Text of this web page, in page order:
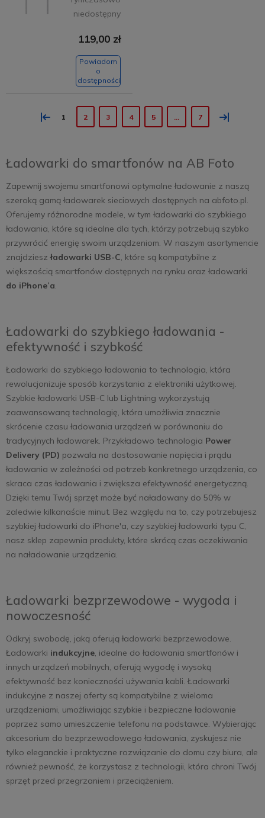
niedostępny
119,00 zł
Powiadom
o
dostępności
« 1 2 3 4 5 7 »
Ładowarki do smartfonów na AB Foto
Zapewnij swojemu smartfonowi optymalne ładowanie z naszą
szeroką gamą ładowarek sieciowych dostępnych na abfoto.pl.
Oferujemy różnorodne modele, w tym ładowarki do szybkiego
ładowania, które są idealne dla tych, którzy potrzebują szybko
przywrócić energię swoim urządzeniom. W naszym asortymencie
znajdzieszładowarki USB-C, które są kompatybilne z
większością smartfonów dostępnych na rynku oraz ładowarki
do iPhone’a.
Ładowarki do szybkiego ładowania -
efektywność i szybkość
Ładowarki do szybkiego ładowania to technologia, która
rewolucjonizuje sposób korzystania z elektroniki użytkowej.
Szybkie ładowarki USB-C lub Lightning wykorzystują
zaawansowaną technologię, która umożliwia znacznie
skrócenie czasu ładowania urządzeń w porównaniu do
tradycyjnych ładowarek. Przykładowo technologia Power
Delivery (PD) pozwala na dostosowanie napięcia i prądu
ładowania w zależności od potrzeb konkretnego urządzenia, co
skraca czas ładowania i zwiększa efektywność energetyczną.
Dzięki temu Twój sprzęt może być naładowany do 50% w
zaledwie kilkanaście minut. Bez względu na to, czy potrzebujesz
szybkiej ładowarki do iPhone'a, czy szybkiej ładowarki typu C,
nasz sklep zapewnia produkty, które skrócą czas oczekiwania
na naładowanie urządzenia.
Ładowarki bezprzewodowe - wygoda i
nowoczesność
Odkryj swobodę, jaką oferują ładowarki bezprzewodowe.
Ładowarki indukcyjne, idealne do ładowania smartfonów i
innych urządzeń mobilnych, oferują wygodę i wysoką
efektywność bez konieczności używania kabli. Ładowarki
indukcyjne z naszej oferty są kompatybilne z wieloma
urządzeniami, umożliwiając szybkie i bezpieczne ładowanie
poprzez samo umieszczenie telefonu na podstawce. Wybierając
akcesorium do bezprzewodowego ładowania, zyskujesz nie
tylko eleganckie i praktyczne rozwiązanie do domu czy biura, ale
również pewność, że korzystasz z technologii, która chroni Twój
sprzęt przed przegrzaniem i przeciążeniem.